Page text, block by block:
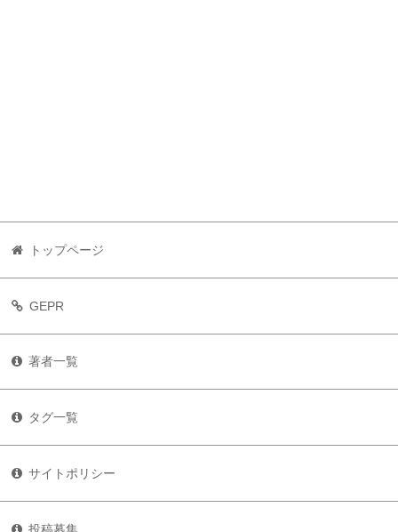
トップページ
GEPR
著者一覧
タグ一覧
サイトポリシー